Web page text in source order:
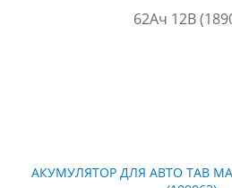
АКУМУЛЯТОР ДЛЯ АВТО TAB